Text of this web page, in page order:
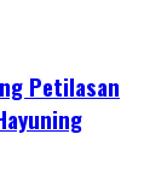
Petilasan